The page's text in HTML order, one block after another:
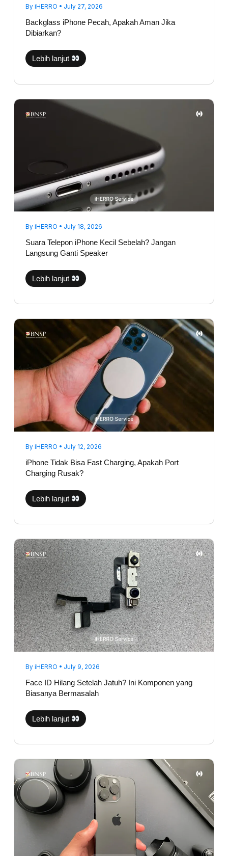
By iHERRO • July 27, 2026
Backglass iPhone Pecah, Apakah Aman Jika
Dibiarkan?
Lebih lanjut
By iHERRO • July 18, 2026
Suara Telepon iPhone Kecil Sebelah? Jangan
Langsung Ganti Speaker
Suara
iPhone
Lebih lanjut
By iHERRO • July 12, 2026
iPhone Tidak Bisa Fast Charging, Apakah Port
Charging Rusak?
Tidak
Bisa
Charging,
Apakah
Port
Charging
Rusak?
Lebih lanjut
By iHERRO • July 9, 2026
Face ID Hilang Setelah Jatuh? Ini Komponen yang
Biasanya Bermasalah
Face
ID
Hilang
Setelah
Jatuh?
Ini
Komponen
yang
Biasanya
Bermasalah
Lebih lanjut
Kamera
iPhone
Bergetar
Saat
Dibuka?
Jadi
Bukan
Karena